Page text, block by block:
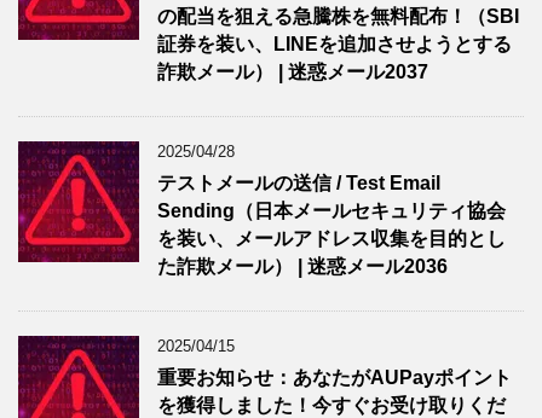
の配当を狙える急騰株を無料配布！（SBI
証券を装い、LINEを追加させようとする
詐欺メール） | 迷惑メール2037
2025/04/28
テストメールの送信 / Test Email
Sending（日本メールセキュリティ協会
を装い、メールアドレス収集を目的とし
た詐欺メール） | 迷惑メール2036
2025/04/15
重要お知らせ：あなたがAUPayポイント
を獲得しました！今すぐお受け取りくだ